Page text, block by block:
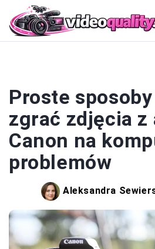
Proste
zgrać zdjęcia z
Canon na
problemów
Aleksandra